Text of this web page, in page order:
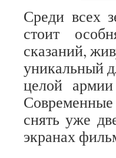
Среди всех
стоит
сказаний,
уникальный
целой
Современные
снять уже
экранах